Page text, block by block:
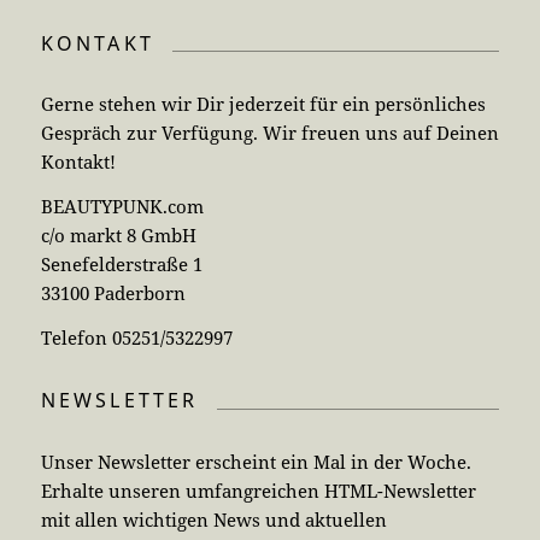
KONTAKT
Gerne stehen wir Dir jederzeit für ein persönliches
Gespräch zur Verfügung. Wir freuen uns auf Deinen
Kontakt!
BEAUTYPUNK.com
c/o markt 8 GmbH
Senefelderstraße 1
33100 Paderborn
Telefon 05251/5322997
NEWSLETTER
Unser Newsletter erscheint ein Mal in der Woche.
Erhalte unseren umfangreichen HTML-Newsletter
mit allen wichtigen News und aktuellen